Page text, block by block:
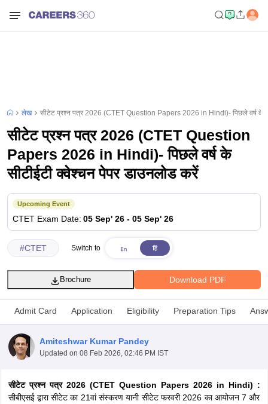
लेख सीटेट प्रश्न पत्र 2026 (CTET Question Papers 2026 in Hindi)- पिछले वर्ष के
सीटेट प्रश्न पत्र 2026 (CTET Question
Papers 2026 in Hindi)- पिछले वर्ष के
सीटीईटी क्वेश्चन पेपर डाउनलोड करें
Upcoming Event
CTET Exam Date: 05 Sep' 26 - 05 Sep' 26
#CTET Switch to
Download PDF
Brochure
Admit Card Application Eligibility Preparation Tips
Amiteshwar Kumar Pandey
Updated on 08 Feb 2026, 02:46 PM IST
सीटेट प्रश्न पत्र 2026 (CTET Question Papers 2026 in Hindi) :
सीबीएसई द्वारा सीटेट का 21वां संस्करण यानी सीटेट फरवरी 2026 का आयोजन 7 और